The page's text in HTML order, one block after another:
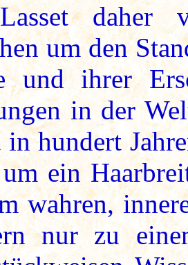
daher
um den
und ihrer
in der
in hundert
ein
wahren,
nur zu